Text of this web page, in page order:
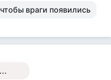
враги появились